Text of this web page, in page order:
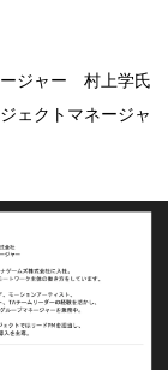
ジャー 村上学氏
ェクトマネージャ